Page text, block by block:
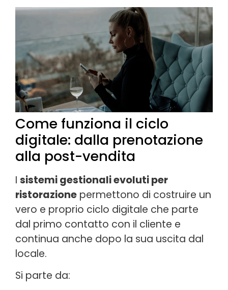
Come funziona il ciclo
digitale: dalla prenotazione
alla post-vendita
I sistemi gestionali evoluti per
ristorazione permettono di costruire un
vero e proprio ciclo digitale che parte
dal primo contatto con il cliente e
continua anche dopo la sua uscita dal
locale.
Si parte da: